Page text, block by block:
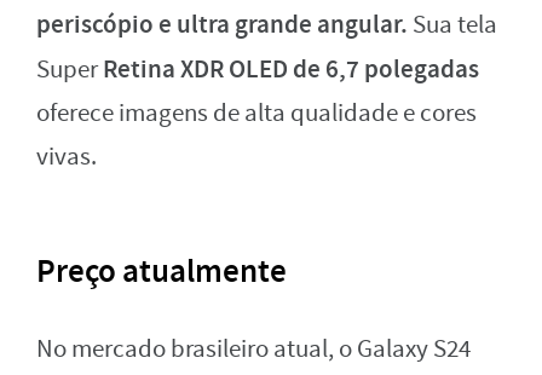
periscópio e ultra grande angular. Sua tela
SuperRetina XDR OLED de 6,7 polegadas
oferece imagens de alta qualidade e cores
vivas.
Preço atualmente
No mercado brasileiro atual, o Galaxy S24